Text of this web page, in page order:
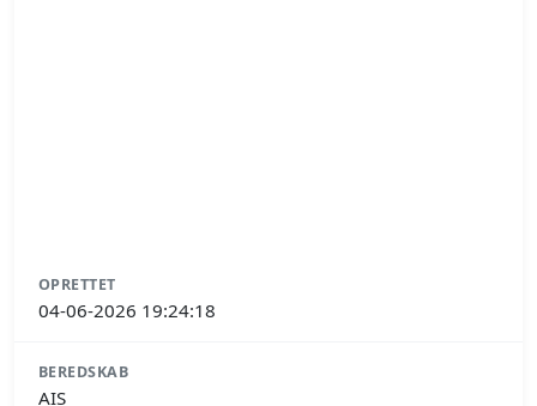
OPRETTET
04-06-2026 19:24:18
BEREDSKAB
AIS